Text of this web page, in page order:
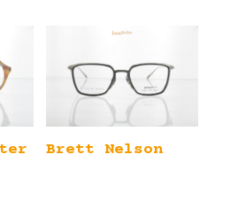
Brett Nelson